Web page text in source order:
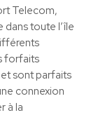
Telecom,
dans toute l’île
forfaits
sont parfaits
connexion
à la